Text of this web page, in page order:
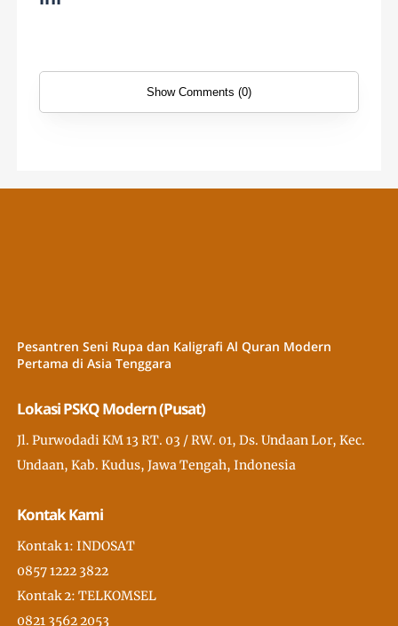
Show Comments (0)
Pesantren Seni Rupa dan Kaligrafi Al Quran Modern
Pertama di Asia Tenggara
Lokasi PSKQ Modern (Pusat)
Jl. Purwodadi KM 13 RT. 03 / RW. 01, Ds. Undaan Lor, Kec.
Undaan, Kab. Kudus, Jawa Tengah, Indonesia
Kontak Kami
Kontak 1: INDOSAT
0857 1222 3822
Kontak 2: TELKOMSEL
0821 3562 2053